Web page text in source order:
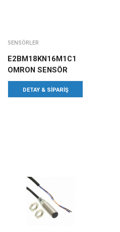
SENSÖRLER
E2BM18KN16M1C1
OMRON SENSÖR
DETAY & SIPARIŞ